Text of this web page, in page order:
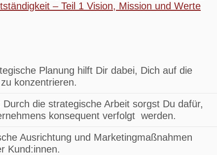
– Teil 1 Vision, Mission und Werte
Planung hilft Dir dabei, Dich auf die
konzentrieren.
Durch die strategische Arbeit sorgst Du dafür,
konsequent verfolgt werden.
Ausrichtung und Marketingmaßnahmen
Kund:innen.